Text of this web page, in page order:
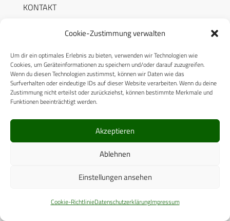
Cookie-Zustimmung verwalten
Um dir ein optimales Erlebnis zu bieten, verwenden wir Technologien wie
Cookies, um Geräteinformationen zu speichern und/oder darauf zuzugreifen.
Wenn du diesen Technologien zustimmst, können wir Daten wie das
Surfverhalten oder eindeutige IDs auf dieser Website verarbeiten. Wenn du deine
Zustimmung nicht erteilst oder zurückziehst, können bestimmte Merkmale und
Funktionen beeinträchtigt werden.
Akzeptieren
Ablehnen
Einstellungen ansehen
Cookie-RichtlinieDatenschutzerklärungImpressum
KONTAKT
Datenschutzerklärung